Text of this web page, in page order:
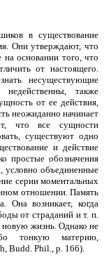
в существование
Они утверждают, что
на основании того, что
от настоящего.
несуществующие
также
от ее действия,
неожиданно начинает
что все сущности
существуют одно
и действие
простые обозначения
условно объединенные
серии моментальных
отношении. Память
Она возникает, когда
от страданий и т. п.
новую жизнь. Однако не
тонкую материю,
Budd. Phil., p. 166).